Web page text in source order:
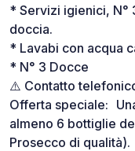
* Servizi igienici, N°
doccia.
* Lavabi con acqua
* N° 3 Docce
⚠️ Contatto
Offerta speciale:
almeno 6 bottiglie
Prosecco di qualità).